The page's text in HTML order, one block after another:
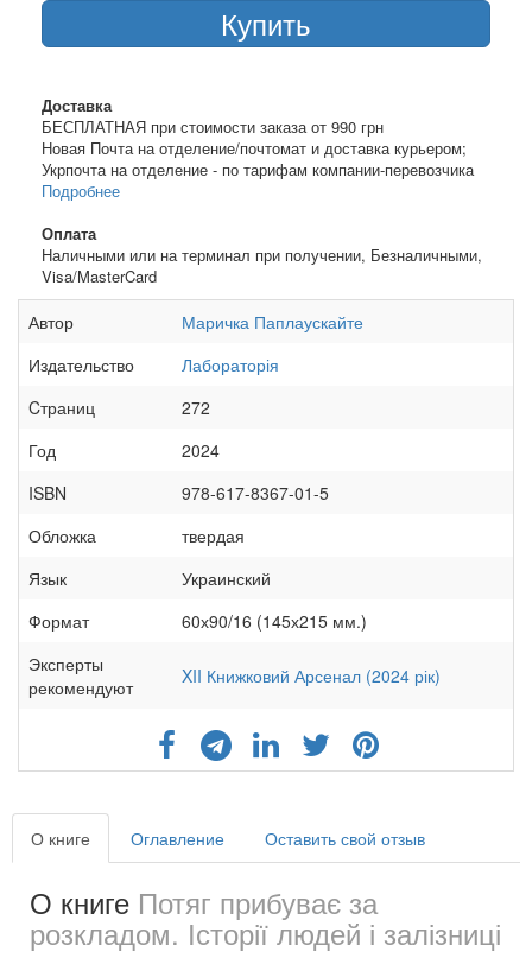
Купить
Доставка
БЕСПЛАТНАЯ при стоимости заказа от 990 грн
Новая Почта на отделение/почтомат и доставка курьером;
Укрпочта на отделение - по тарифам компании-перевозчика
Подробнее
Оплата
Наличными или на терминал при получении, Безналичными,
Visa/MasterCard
Автор
Маричка Паплаускайте
Издательство
Лабораторія
Cтраниц
272
Год
2024
ISBN
978-617-8367-01-5
Обложка
твердая
Язык
Украинский
Формат
60х90/16 (145х215 мм.)
Эксперты
рекомендуют
XII Книжковий Арсенал (2024 рік)
О книге Оглавление Оставить свой отзыв
О книге Потяг прибуває за
розкладом. Історії людей і залізниці